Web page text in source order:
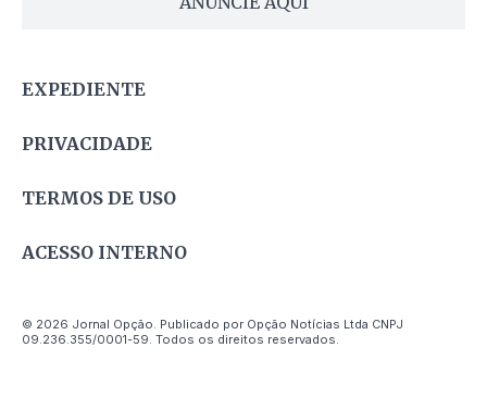
EXPEDIENTE
PRIVACIDADE
TERMOS DE USO
ACESSO INTERNO
© 2026 Jornal Opção. Publicado por Opção Notícias Ltda CNPJ
09.236.355/0001-59. Todos os direitos reservados.